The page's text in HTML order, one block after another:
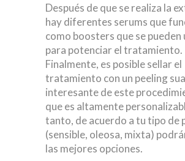
Después de que se realiza la
hay diferentes serums que
como boosters que se
para potenciar el tratamiento.
Finalmente, es posible sellar el
tratamiento con un peeling
interesante de este
que es altamente
tanto, de acuerdo a tu tipo de
(sensible, oleosa, mixta)
las mejores opciones.